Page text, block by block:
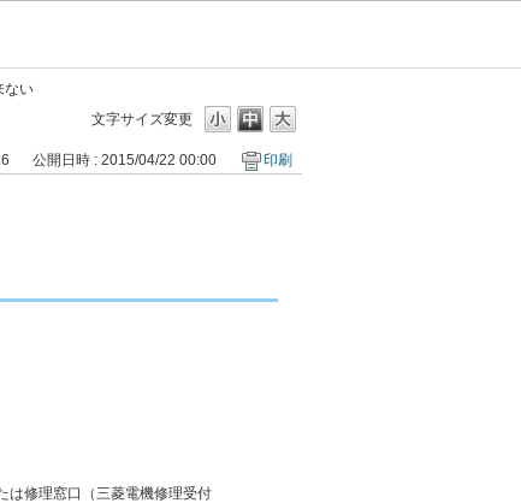
ない
文字サイズ変更
公開日時 : 2015/04/22 00:00 印刷
は修理窓口（三菱電機修理受付